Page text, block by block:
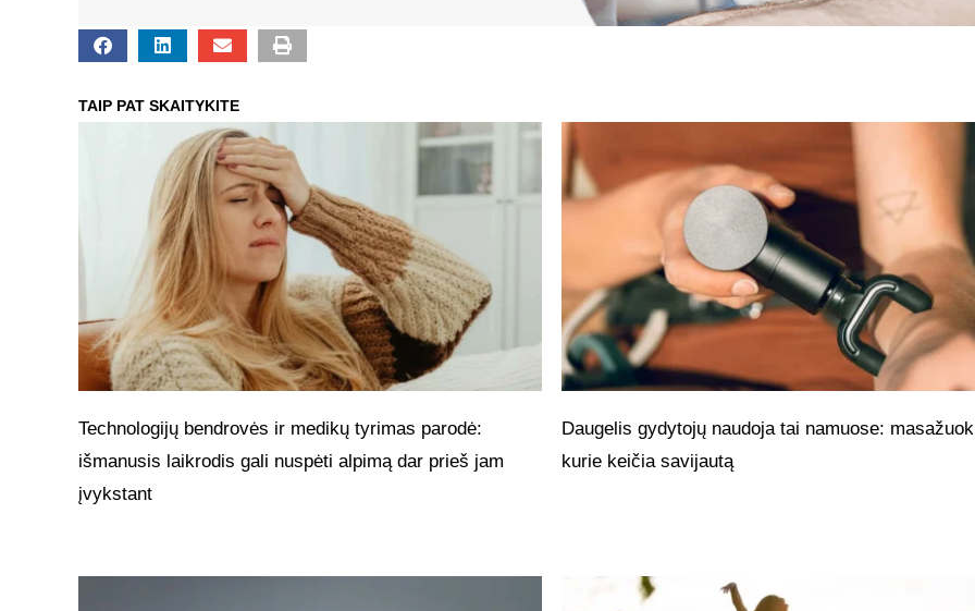
TAIP PAT SKAITYKITE
Technologijų bendrovės ir medikų tyrimas parodė:
išmanusis laikrodis gali nuspėti alpimą dar prieš jam
įvykstant
Daugelis gydytojų naudoja tai namuose:
kurie keičia savijautą